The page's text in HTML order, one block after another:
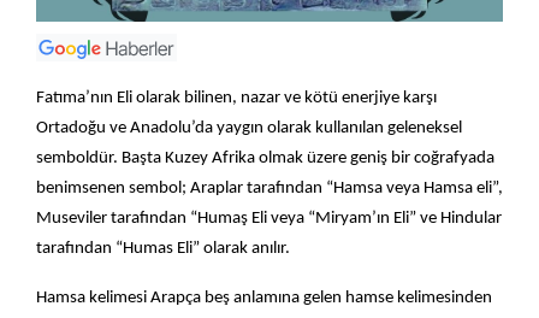
Fatıma’nın Eli olarak bilinen, nazar ve kötü enerjiye karşı
Ortadoğu ve Anadolu’da yaygın olarak kullanılan geleneksel
semboldür. Başta Kuzey Afrika olmak üzere geniş bir coğrafyada
benimsenen sembol; Araplar tarafından “Hamsa veya Hamsa eli”,
Museviler tarafından “Humaş Eli veya “Miryam’ın Eli” ve Hindular
tarafından “Humas Eli” olarak anılır.
Hamsa kelimesi Arapça beş anlamına gelen hamse kelimesinden